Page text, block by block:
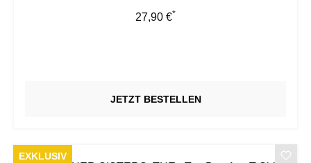
Regulärer Preis:
27,90 €*
JETZT BESTELLEN
EXKLUSIV